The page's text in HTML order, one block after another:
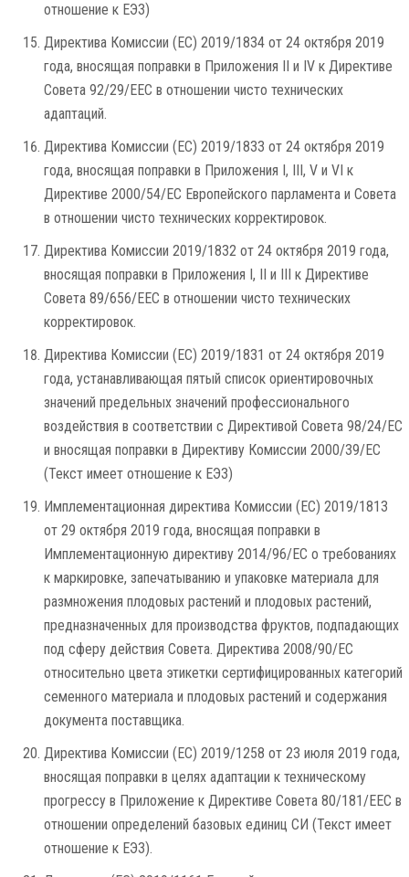
отношение к ЕЭЗ)
Директива Комиссии (ЕС) 2019/1834 от 24 октября 2019
года, вносящая поправки в Приложения II и IV к Директиве
Совета 92/29/EEC в отношении чисто технических
адаптаций.
Директива Комиссии (ЕС) 2019/1833 от 24 октября 2019
года, вносящая поправки в Приложения I, III, V и VI к
Директиве 2000/54/EC Европейского парламента и Совета
в отношении чисто технических корректировок.
Директива Комиссии 2019/1832 от 24 октября 2019 года,
вносящая поправки в Приложения I, II и III к Директиве
Совета 89/656/EEC в отношении чисто технических
корректировок.
Директива Комиссии (ЕС) 2019/1831 от 24 октября 2019
года, устанавливающая пятый список ориентировочных
значений предельных значений профессионального
воздействия в соответствии с Директивой Совета 98/24/EC
и вносящая поправки в Директиву Комиссии 2000/39/EC
(Текст имеет отношение к ЕЭЗ)
Имплементационная директива Комиссии (ЕС) 2019/1813
от 29 октября 2019 года, вносящая поправки в
Имплементационную директиву 2014/96/ЕС о требованиях
к маркировке, запечатыванию и упаковке материала для
размножения плодовых растений и плодовых растений,
предназначенных для производства фруктов, подпадающих
под сферу действия Совета. Директива 2008/90/EC
относительно цвета этикетки сертифицированных категорий
семенного материала и плодовых растений и содержания
документа поставщика.
Директива Комиссии (ЕС) 2019/1258 от 23 июля 2019 года,
вносящая поправки в целях адаптации к техническому
прогрессу в Приложение к Директиве Совета 80/181/EEC в
отношении определений базовых единиц СИ (Текст имеет
отношение к ЕЭЗ).